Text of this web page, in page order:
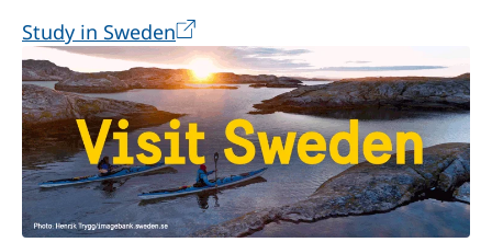
Study in Sweden